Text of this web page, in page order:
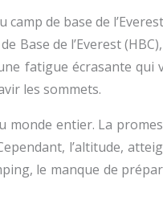
de base de
Base de l’Everest
fatigue écrasante
les sommets.
entier. La
l’altitude,
le manque de